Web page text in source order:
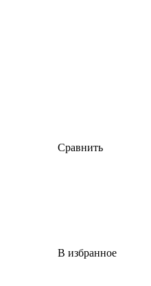
Сравнить
В избранное